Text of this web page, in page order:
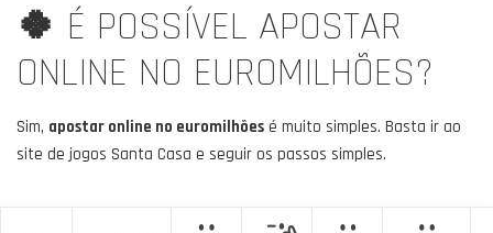
🍀 É POSSÍVEL APOSTAR
ONLINE NO EUROMILHÕES?
Sim, apostar online no euromilhões é muito simples. Basta ir ao
site de jogos Santa Casa e seguir os passos simples.